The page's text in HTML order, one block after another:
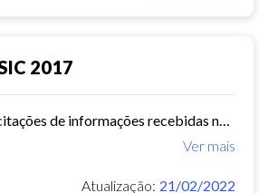
2017
Ver mais
Atualização: 21/02/2022